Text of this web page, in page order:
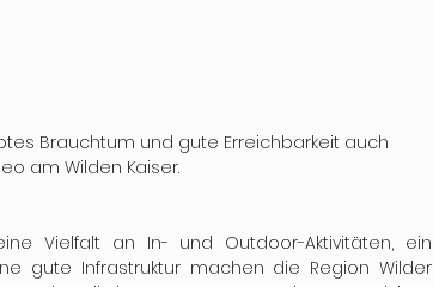
Brauchtum und gute Erreichbarkeit auch
am Wilden Kaiser.
Vielfalt an In- und Outdoor-Aktivitäten, ein
gute Infrastruktur machen die Region Wilder